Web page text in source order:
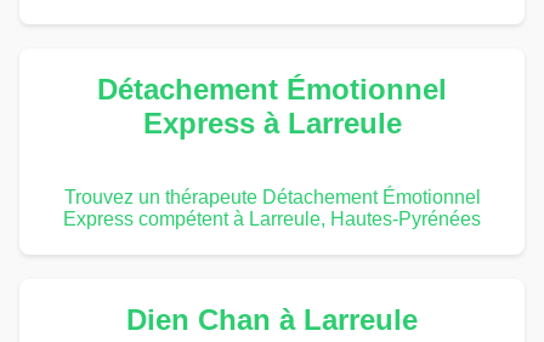
Détachement Émotionnel
Express à Larreule
Trouvez un thérapeute Détachement Émotionnel
Express compétent à Larreule, Hautes-Pyrénées
Dien Chan à Larreule